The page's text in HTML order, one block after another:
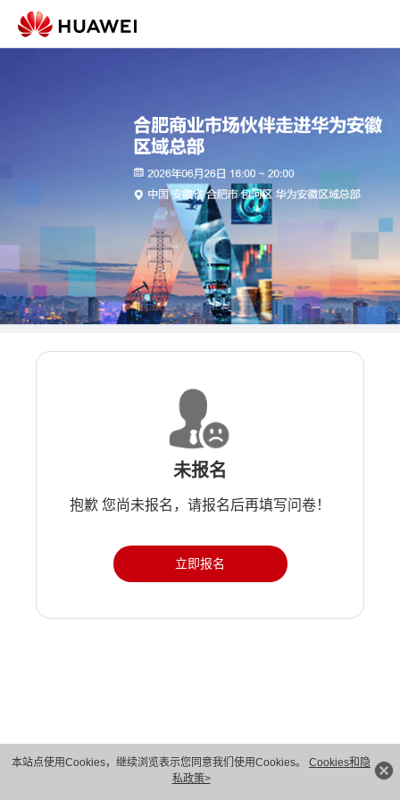
本站点使用Cookies，继续浏览表示您同意我们使用Cookies。 Cookies和隐
私政策>
未报名
抱歉 您尚未报名，请报名后再填写问卷！
立即报名
版权所有 © 华为技术有限公司 1998-2026。 保留一切权利。粤A2-20044005号
隐私保护
法律声明